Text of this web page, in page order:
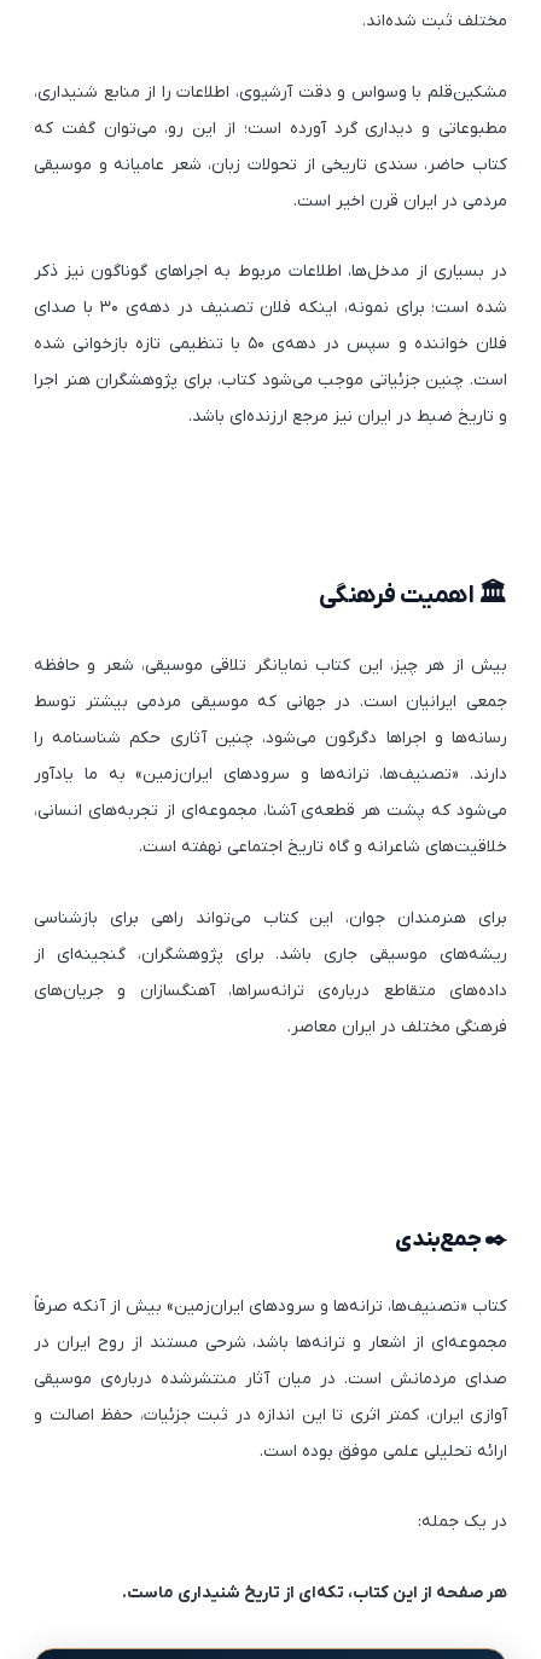
مختلف ثبت شده‌اند.
مشکین‌قلم با وسواس و دقت آرشیوی، اطلاعات را از منابع شنیداری،
مطبوعاتی و دیداری گرد آورده است؛ از این رو، می‌توان گفت که
کتاب حاضر، سندی تاریخی از تحولات زبان، شعر عامیانه و موسیقی
مردمی در ایران قرن اخیر است.
در بسیاری از مدخل‌ها، اطلاعات مربوط به اجراهای گوناگون نیز ذکر
شده است؛ برای نمونه، اینکه فلان تصنیف در دهه‌ی ۳۰ با صدای
فلان خواننده و سپس در دهه‌ی ۵۰ با تنظیمی تازه بازخوانی شده
است. چنین جزئیاتی موجب می‌شود کتاب، برای پژوهشگران هنر اجرا
و تاریخ ضبط در ایران نیز مرجع ارزنده‌ای باشد.
🏛️ اهمیت فرهنگی
بیش از هر چیز، این کتاب نمایانگر تلاقی موسیقی، شعر و حافظه
جمعی ایرانیان است. در جهانی که موسیقی مردمی بیشتر توسط
رسانه‌ها و اجراها دگرگون می‌شود، چنین آثاری حکم شناسنامه را
دارند. «تصنیف‌ها، ترانه‌ها و سرودهای ایران‌زمین» به ما یادآور
می‌شود که پشت هر قطعه‌ی آشنا، مجموعه‌ای از تجربه‌های انسانی،
خلاقیت‌های شاعرانه و گاه تاریخ اجتماعی نهفته است.
برای هنرمندان جوان، این کتاب می‌تواند راهی برای بازشناسی
ریشه‌های موسیقی جاری باشد. برای پژوهشگران، گنجینه‌ای از
داده‌های متقاطع درباره‌ی ترانه‌سراها، آهنگسازان و جریان‌های
فرهنگی مختلف در ایران معاصر.
✒️ جمع‌بندی
کتاب «تصنیف‌ها، ترانه‌ها و سرودهای ایران‌زمین» بیش از آنکه صرفاً
مجموعه‌ای از اشعار و ترانه‌ها باشد، شرحی مستند از روح ایران در
صدای مردمانش است. در میان آثار منتشرشده درباره‌ی موسیقی
آوازی ایران، کمتر اثری تا این اندازه در ثبت جزئیات، حفظ اصالت و
ارائه تحلیلی علمی موفق بوده است.
در یک جمله:
هر صفحه از این کتاب، تکه‌ای از تاریخ شنیداری ماست.